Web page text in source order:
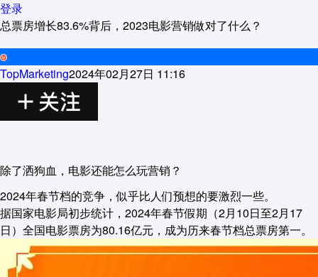
登录
总票房增长83.6%背后，2023电影营销做对了什么？
TopMarketing2024年02月27日 11:16
除了洒狗血，电影还能怎么玩营销？
2024年春节档的竞争，似乎比人们预想的要激烈一些。
据国家电影局初步统计，2024年春节假期（2月10日至2月17
日）全国电影票房为80.16亿元，成为历来春节档总票房第一。